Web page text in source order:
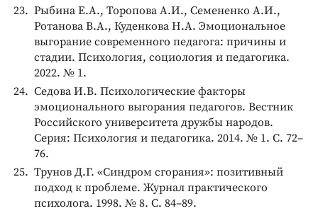
Рыбина Е.А., Торопова А.И., Семененко А.И.,
Ротанова В.А., Куденкова Н.А. Эмоциональное
выгорание современного педагога: причины и
стадии. Психология, социология и педагогика.
2022. № 1.
Седова И.В. Психологические факторы
эмоционального выгорания педагогов. Вестник
Российского университета дружбы народов.
Серия: Психология и педагогика. 2014. № 1. С. 72–
76.
Трунов Д.Г. «Синдром сгорания»: позитивный
подход к проблеме. Журнал практического
психолога. 1998. № 8. С. 84–89.